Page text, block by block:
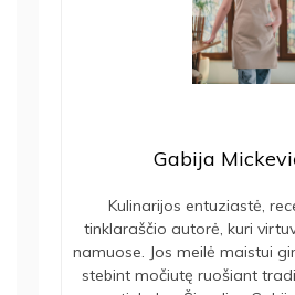
Gabija
Kulinarijos entuziastė,
tinklaraščio autorė, kuri
namuose. Jos meilė maistui
stebint močiutę ruošiant